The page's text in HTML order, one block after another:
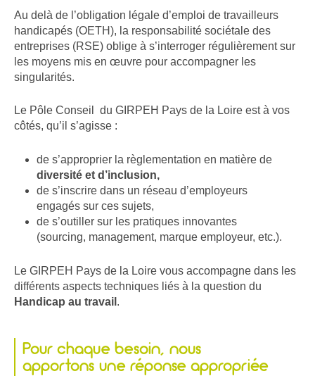
Au delà de l’obligation légale d’emploi de travailleurs
handicapés (OETH), la responsabilité sociétale des
entreprises (RSE) oblige à s’interroger régulièrement sur
les moyens mis en œuvre pour accompagner les
singularités.
Le Pôle Conseil du GIRPEH Pays de la Loire est à vos
côtés, qu’il s’agisse :
de s’approprier la règlementation en matière de
diversité et d’inclusion,
de s’inscrire dans un réseau d’employeurs
engagés sur ces sujets,
de s’outiller sur les pratiques innovantes
(sourcing, management, marque employeur, etc.).
Le GIRPEH Pays de la Loire vous accompagne dans les
différents aspects techniques liés à la question du
Handicap au travail .
Pour chaque besoin, nous
apportons une réponse appropriée